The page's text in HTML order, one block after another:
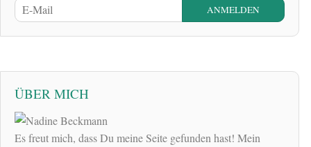
ÜBER MICH
Es freut mich, dass Du meine Seite gefunden hast! Mein